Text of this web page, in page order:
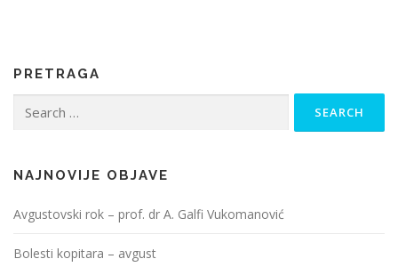
PRETRAGA
for:
NAJNOVIJE OBJAVE
Avgustovski rok – prof. dr A. Galfi Vukomanović
Bolesti kopitara – avgust